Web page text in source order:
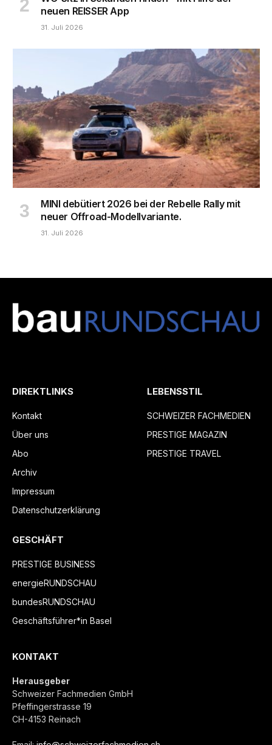
neuen REISSER App
31. Juli 2026
MINI debütiert 2026 bei der Rebelle Rally mit
neuer Offroad-Modellvariante.
31. Juli 2026
DIREKTLINKS
Kontakt
Über uns
Abo
Archiv
Impressum
Datenschutzerklärung
LEBENSSTIL
SCHWEIZER FACHMEDIEN
PRESTIGE MAGAZIN
PRESTIGE TRAVEL
GESCHÄFT
PRESTIGE BUSINESS
energieRUNDSCHAU
bundesRUNDSCHAU
Geschäftsführer*in Basel
KONTAKT
Herausgeber
Schweizer Fachmedien GmbH
Pfeffingerstrasse 19
CH-4153 Reinach